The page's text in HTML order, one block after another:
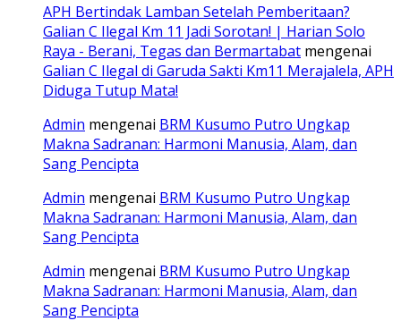
APH Bertindak Lamban Setelah Pemberitaan?
Galian C Ilegal Km 11 Jadi Sorotan! | Harian Solo
Raya - Berani, Tegas dan Bermartabat mengenai
Galian C Ilegal di Garuda Sakti Km11 Merajalela, APH
Diduga Tutup Mata!
Admin mengenai BRM Kusumo Putro Ungkap
Makna Sadranan: Harmoni Manusia, Alam, dan
Sang Pencipta
Admin mengenai BRM Kusumo Putro Ungkap
Makna Sadranan: Harmoni Manusia, Alam, dan
Sang Pencipta
Admin mengenai BRM Kusumo Putro Ungkap
Makna Sadranan: Harmoni Manusia, Alam, dan
Sang Pencipta